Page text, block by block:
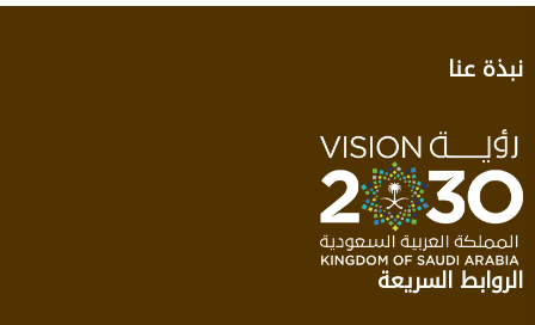
نبذة عنا
الروابط السريعة